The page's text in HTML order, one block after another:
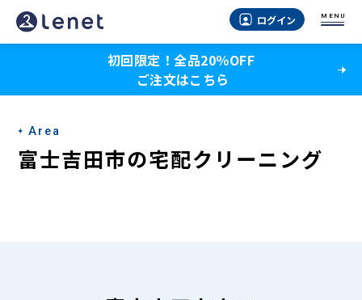
富
士
田
市
の
ログイン MENU
初回限定！全品20％OFF
ご注文はこちら
Area
富士吉田市の宅配クリーニング